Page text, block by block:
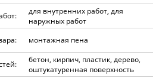
для внутренних работ, для
наружных работ
монтажная пена
бетон, кирпич, пластик, дерево,
оштукатуренная поверхность